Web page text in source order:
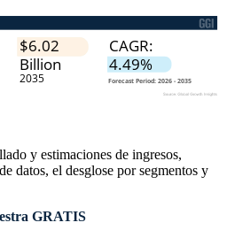
y estimaciones de ingresos,
datos, el desglose por segmentos y
GRATIS